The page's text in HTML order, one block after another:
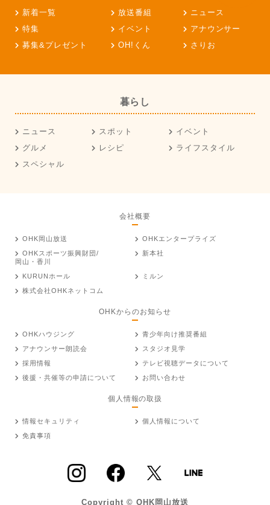
新着一覧 放送番組
ニュース
特集
イベント
アナウンサー
募集&プレゼント
OH!くん さりお
暮らし
ニュース スポット
イベント
グルメ
レシピ
ライフスタイル
スペシャル
会社概要
OHK岡山放送
OHKエンタープライズ
OHKスポーツ振興財団/
岡山・香川
新本社
KURUNホール
ミルン
株式会社OHKネットコム
OHKからのお知らせ
OHKハウジング
青少年向け推奨番組
アナウンサー朗読会
スタジオ見学
採用情報
テレビ視聴データについて
後援・共催等の申請について
お問い合わせ
個人情報の取扱
情報セキュリティ
個人情報について
免責事項
Copyright © OHK岡山放送